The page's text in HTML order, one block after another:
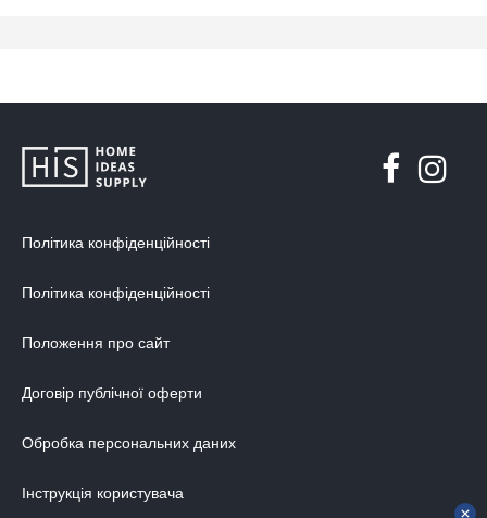
Політика конфіденційності
Політика конфіденційності
Положення про сайт
Договір публічної оферти
Обробка персональних даних
Інструкція користувача